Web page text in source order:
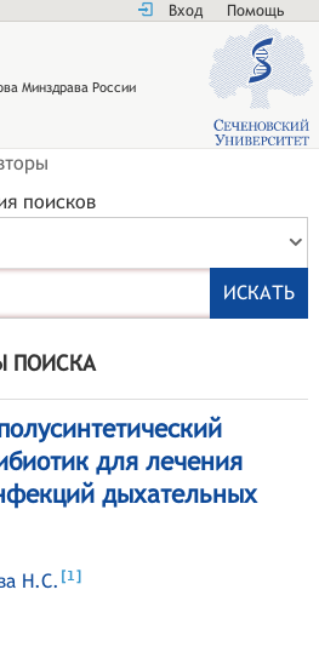
Вход Помощь
Минздрава России
поисков
ПОИСКА
для лечения
дыхательных
Н.С. [1]